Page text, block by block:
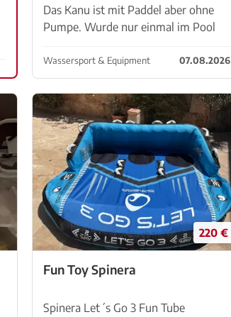
Das Kanu ist mit Paddel aber ohne
Pumpe. Wurde nur einmal im Pool
Könnte es krankheitsbedingt nie
wirklich benutzen. Kann bei Sineu
abgeholt werden
Wassersport & Equipment 07.08.2026
220 €
Fun Toy Spinera
Spinera Let´s Go 3 Fun Tube